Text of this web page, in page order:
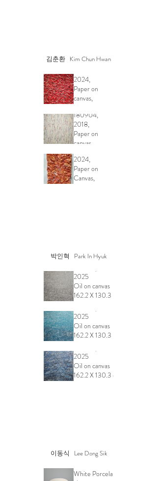
김춘환 Kim Chun Hwan
2024,
Paper on
canvas,
Undercurrent
180904,
2018,
Paper on
canvas,
2024,
Paper on
Canvas,
박인혁 Park In Hyuk
Another
2025
Oil on canvas
162.2 X 130.3
Another
2025
Oil on canvas
162.2 X 130.3
2025
Oil on canvas
162.2 X 130.3 cm
이동식 Lee Dong Sik
백자합Bowl with a lid
White Porcelain with clear